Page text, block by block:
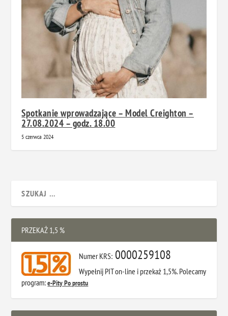
Spotkanie wprowadzające – Model Creighton –
27.08.2024 – godz. 18.00
5 czerwca 2024
PRZEKAŻ 1,5 %
Numer KRS: 0000259108
Wypełnij PIT on-line i przekaż 1,5%. Polecamy
program:e-Pity Po prostu